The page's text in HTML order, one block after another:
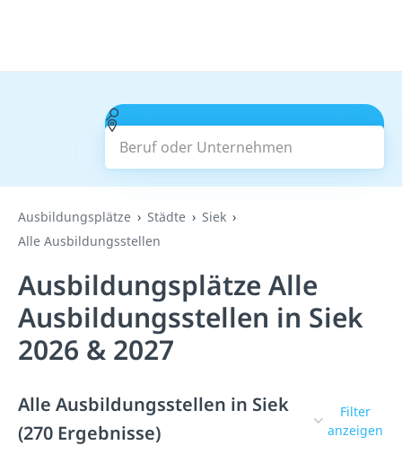
Beruf oder Unternehmen
Suchen
Ausbildungsplätze Städte
Siek
Alle Ausbildungsstellen
Ausbildungsplätze Alle
Ausbildungsstellen in Siek
2026 & 2027
Alle Ausbildungsstellen in Siek
(270 Ergebnisse)
Filter
anzeigen